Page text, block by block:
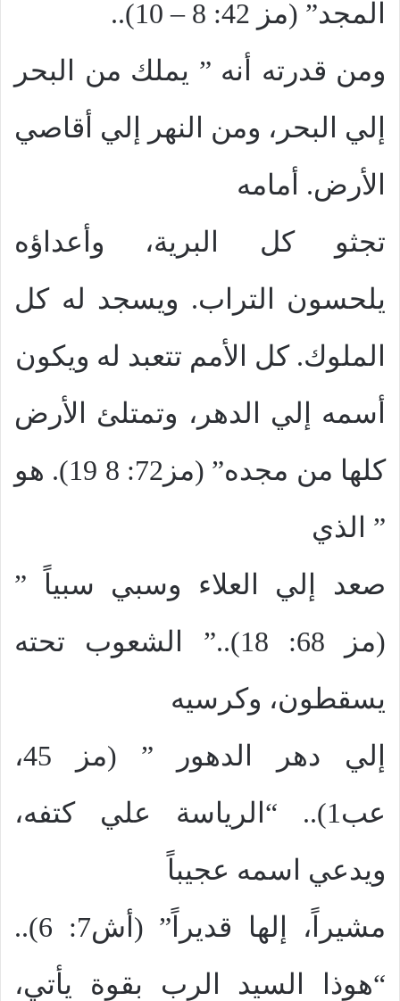
المجد” (مز 42: 8 – 10)..
ومن قدرته أنه ” يملك من البحر
إلي البحر، ومن النهر إلي أقاصي
الأرض. أمامه
تجثو كل البرية، وأعداؤه
يلحسون التراب. ويسجد له كل
الملوك. كل الأمم تتعبد له ويكون
أسمه إلي الدهر، وتمتلئ الأرض
كلها من مجده” (مز72: 8 19). هو
” الذي
صعد إلي العلاء وسبي سبياً ”
(مز 68: 18)..” الشعوب تحته
يسقطون، وكرسيه
إلي دهر الدهور ” (مز 45،
عب1).. “الرياسة علي كتفه،
ويدعي اسمه عجيباً
مشيراً، إلها قديراً” (أش7: 6)..
“هوذا السيد الرب بقوة يأتي،